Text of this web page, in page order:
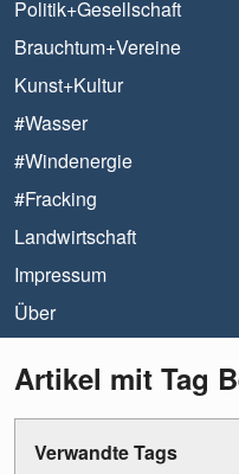
Politik+Gesellschaft
Brauchtum+Vereine
Kunst+Kultur
#Wasser
#Windenergie
#Fracking
Landwirtschaft
Impressum
Über
Artikel mit Tag
Verwandte Tags